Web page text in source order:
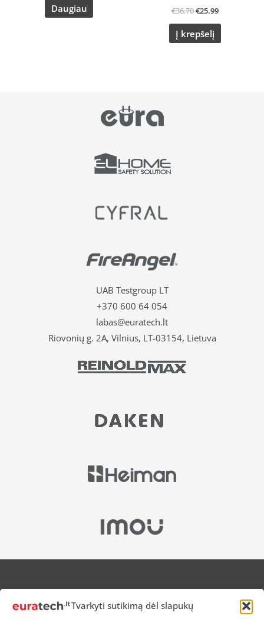
Tvarkyti sutikimą dėl slapukų
Daugiau €36.70€25.99
Į krepšelį
UAB Testgroup LT
+370 600 64 054
labas@euratech.lt
Riovonių g. 2A, Vilnius, LT-03154, Lietuva
NUOLAIDOS HEROJAMS